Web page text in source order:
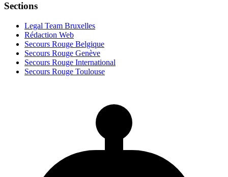
Sections
Legal Team Bruxelles
Rédaction Web
Secours Rouge Belgique
Secours Rouge Genève
Secours Rouge International
Secours Rouge Toulouse